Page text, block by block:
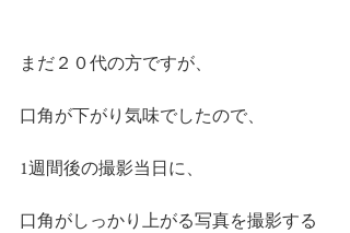
まだ２０代の方ですが、
口角が下がり気味でしたので、
1週間後の撮影当日に、
口角がしっかり上がる写真を撮影する